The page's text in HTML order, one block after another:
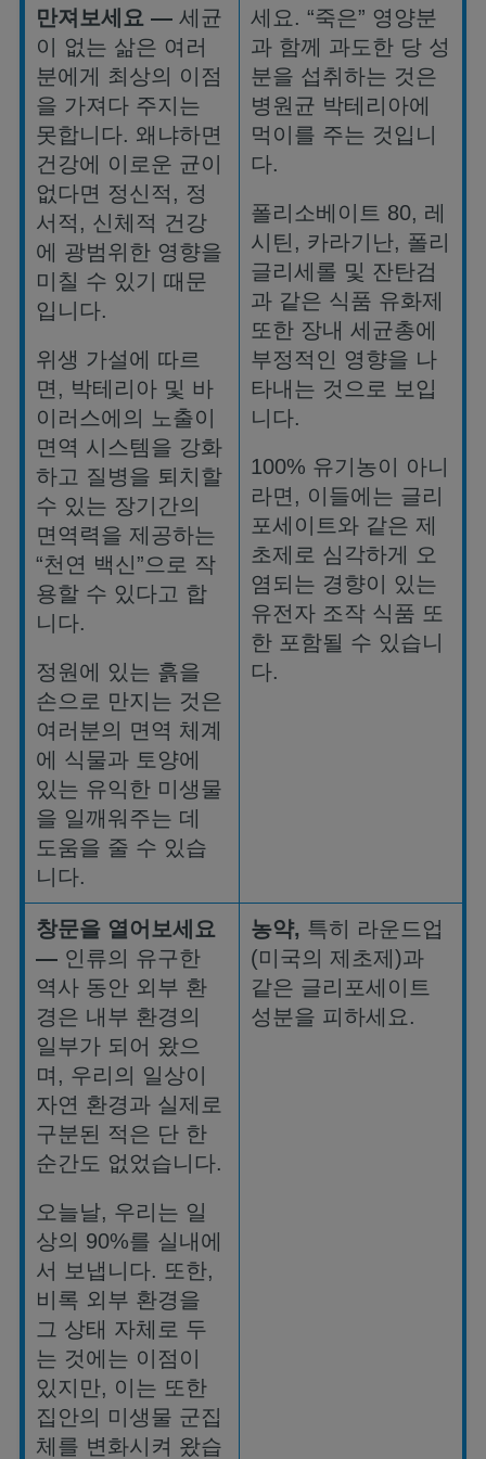
만져보세요 — 세균
이
없는 삶은 여러
분에게
최상의
이점
을 가져다 주지는
못합니다. 왜냐하면
건강에
이로운 균이
없다면 정신적 , 정
서적 , 신체적 건강
에
광범위한 영향을
미칠 수 있기
때문
입니다.
위생 가설에
따르
면 , 박테리아 및 바
이러스에의
노출이
면역 시스템을 강화
하고 질병을 퇴치할
수 있는 장기간의
면역력을 제공하는
“천연 백신”으로 작
용할 수 있다고 합
니다.
정원에 있는 흙을
손으로 만지는 것은
여러분의
면역 체계
에
식물과 토양에
있는 유익한 미생물
을 일깨워주는 데
도움을 줄 수 있습
니다.
세요 . “죽은” 영양분
과 함께 과도한 당 성
분을 섭취하는 것은
병원균 박테리아에
먹이를 주는 것입니
다.
폴리소베이트 80, 레
시틴 , 카라기난, 폴리
글리세롤 및 잔탄검
과 같은 식품 유화제
또한 장내 세균총에
부정적인 영향을 나
타내는 것으로 보입
니다.
100% 유기농이
아니
라면 , 이들에는 글리
포세이트와 같은 제
초제로 심각하게
오
염되는 경향이
있는
유전자 조작 식품 또
한 포함될 수 있습니
다.
창문을 열어보세요
— 인류의 유구한
역사 동안 외부 환
경은 내부 환경의
일부가 되어 왔으
며 , 우리의
일상이
자연 환경과 실제로
구분된 적은 단 한
순간도 없었습니다.
오늘날, 우리는 일
상의 90%를 실내에
서 보냅니다. 또한,
비록 외부 환경을
그 상태 자체로 두
는 것에는 이점이
있지만, 이는 또한
집안의
미생물 군집
체를 변화시켜 왔습
농약, 특히
라운드업
(미국의 제초제 )과
같은 글리포세이트
성분을 피하세요 .